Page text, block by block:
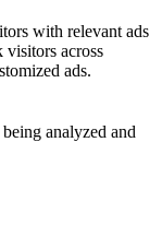
with relevant ads
visitors across
ads.
analyzed and